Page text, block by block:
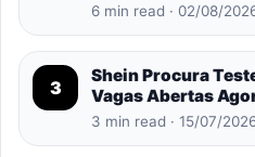
6 min read · 02/08/
3
Shein Procura
Vagas Abertas
3 min read · 15/07/